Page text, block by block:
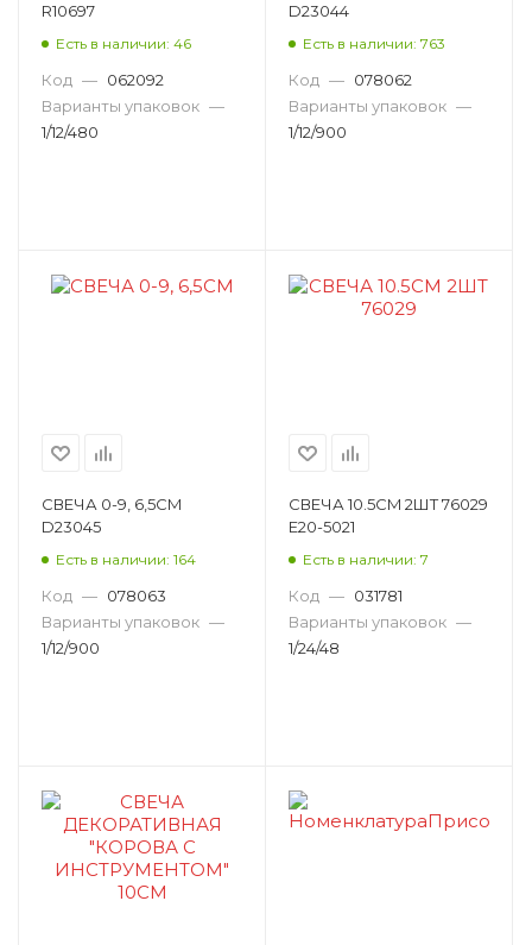
R10697
Есть в наличии: 46
Код — 062092
Варианты упаковок —
1/12/480
D23044
Есть в наличии: 763
Код — 078062
Варианты упаковок —
1/12/900
СВЕЧА 0-9, 6,5CM
D23045
Есть в наличии: 164
Код — 078063
Варианты упаковок —
1/12/900
СВЕЧА 10.5CM 2ШТ 76029
E20-5021
Есть в наличии: 7
Код — 031781
Варианты упаковок —
1/24/48